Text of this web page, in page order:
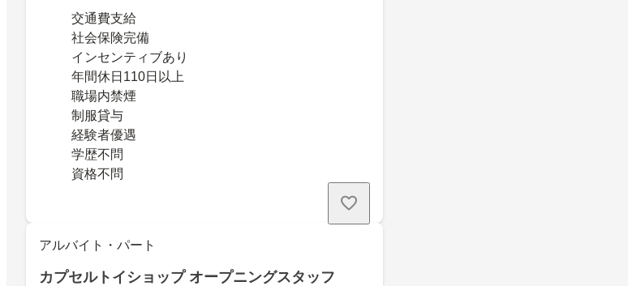
交通費支給
社会保険完備
インセンティブあり
年間休日110日以上
職場内禁煙
制服貸与
経験者優遇
学歴不問
資格不問
アルバイト・パート
カプセルトイショップ オープニングスタッフ